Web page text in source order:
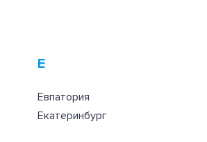
Е
Евпатория
Екатеринбург